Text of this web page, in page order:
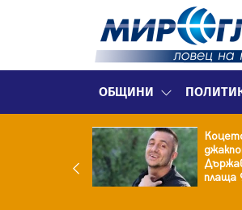
ОБЩИНИ
плаща